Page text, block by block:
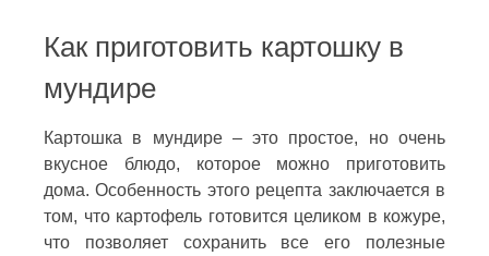
Как приготовить картошку в
мундире
Картошка в мундире – это простое, но очень
вкусное блюдо, которое можно приготовить
дома. Особенность этого рецепта заключается в
том, что картофель готовится целиком в кожуре,
что позволяет сохранить все его полезные